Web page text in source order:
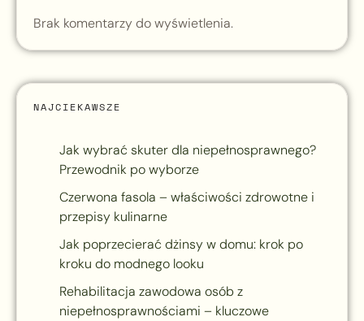
Brak komentarzy do wyświetlenia.
NAJCIEKAWSZE
Jak wybrać skuter dla niepełnosprawnego?
Przewodnik po wyborze
Czerwona fasola – właściwości zdrowotne i
przepisy kulinarne
Jak poprzecierać dżinsy w domu: krok po
kroku do modnego looku
Rehabilitacja zawodowa osób z
niepełnosprawnościami – kluczowe